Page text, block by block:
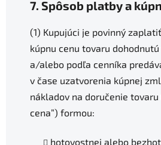
7. Spôsob platby a
(1) Kupujúci je povinný
kúpnu cenu tovaru
a/alebo podľa cenníka
v čase uzatvorenia kúpnej
nákladov na doručenie tovaru
cena”) formou:
hotovostnej alebo